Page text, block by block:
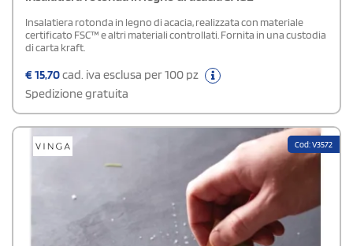
Insalatiera rotonda in legno di acacia, realizzata con materiale
certificato FSC™ e altri materiali controllati. Fornita in una custodia
di carta kraft.
€15,70cad. iva esclusa per 100 pz
Spedizione gratuita
Cod: V3572